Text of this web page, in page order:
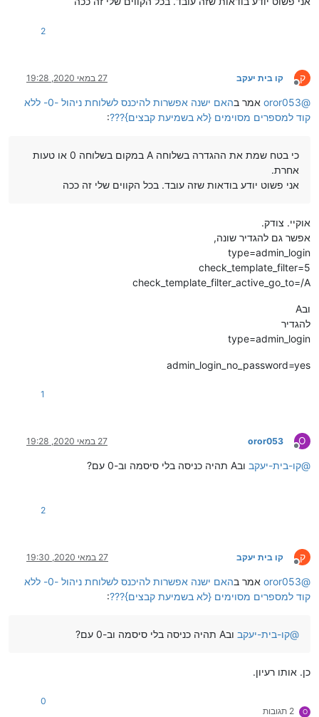
2
ק
מנותק
קו בית יעקב 27 במאי 2020, 19:28
@
oror053 אמר ב
האם ישנה אפשרות להיכנס לשלוחת ניהול -0- ללא
קוד למספרים מסוימים {לא בשמיעת קבצים}???:
כי בטח שמת את ההגדרה בשלוחה A במקום בשלוחה 0 או טעות
אחרת.
אני פשוט יודע בודאות שזה עובד. בכל הקווים שלי זה ככה
אוקיי. צודק.
אפשר גם להגדיר שונה,
type=admin_login
check_template_filter=5
check_template_filter_active_go_to=/A
ובA
להגדיר
type=admin_login
admin_login_no_password=yes
1
O
מנותק
oror053 27 במאי 2020, 19:28
@קו-בית-יעקב ובA תהיה כניסה בלי סיסמה וב-0 עם?
2
ק
מנותק
קו בית יעקב 27 במאי 2020, 19:30
@
oror053 אמר ב
האם ישנה אפשרות להיכנס לשלוחת ניהול -0- ללא
קוד למספרים מסוימים {לא בשמיעת קבצים}???:
@קו-בית-יעקב ובA תהיה כניסה בלי סיסמה וב-0 עם?
כן. אותו רעיון.
O 2 תגובות
0